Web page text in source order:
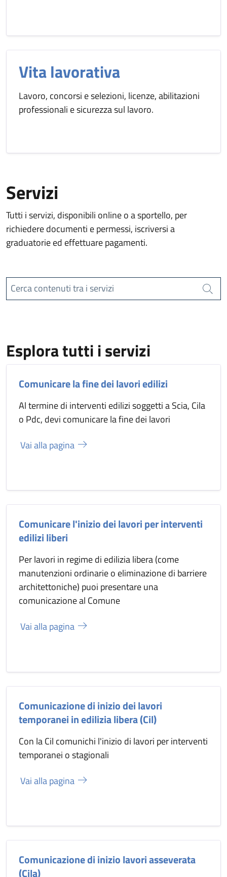
Vita lavorativa
Lavoro, concorsi e selezioni, licenze, abilitazioni
professionali e sicurezza sul lavoro.
Servizi
Tutti i servizi, disponibili online o a sportello, per
richiedere documenti e permessi, iscriversi a
graduatorie ed effettuare pagamenti.
Cerca contenuti tra i servizi
Cerca
Esplora tutti i servizi
Comunicare la fine dei lavori edilizi
Al termine di interventi edilizi soggetti a Scia, Cila
o Pdc, devi comunicare la fine dei lavori
Vai alla pagina
Comunicare l'inizio dei lavori per interventi
edilizi liberi
Per lavori in regime di edilizia libera (come
manutenzioni ordinarie o eliminazione di barriere
architettoniche) puoi presentare una
comunicazione al Comune
Vai alla pagina
Comunicazione di inizio dei lavori
temporanei in edilizia libera (Cil)
Con la Cil comunichi l'inizio di lavori per interventi
temporanei o stagionali
Vai alla pagina
Comunicazione di inizio lavori asseverata
(Cila)